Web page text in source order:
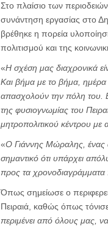
Στο πλαίσιο των
συνάντηση εργασίας στο
βρέθηκε η πορεία
πολιτισμού και της
«Η σχέση μας διαχρονικά
Και βήμα με το βήμα, ημέρα
απασχολούν την πόλη του.
της φυσιογνωμίας του
μητροπολιτικού κέντρου με
«Ο Γιάννης Μώραλης, ένας
σημαντικό ότι υπάρχει
προς τα
Όπως σημείωσε ο
Πειραιά, καθώς όπως
περιμένει από όλους μας,